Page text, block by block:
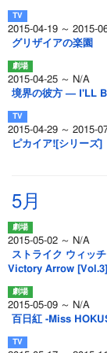
2015-04-19 ～ 2015-
グリザイアの楽園
2015-04-25 ～ N/A
境界の彼方 ― I'LL
2015-04-29 ～ 2015-
ピカイア![シリーズ]
5月
2015-05-02 ～ N/A
ストライク ウィッ
Victory Arrow
2015-05-09 ～ N/A
百日紅 -Miss